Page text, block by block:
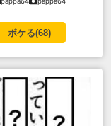
ボケる(68)